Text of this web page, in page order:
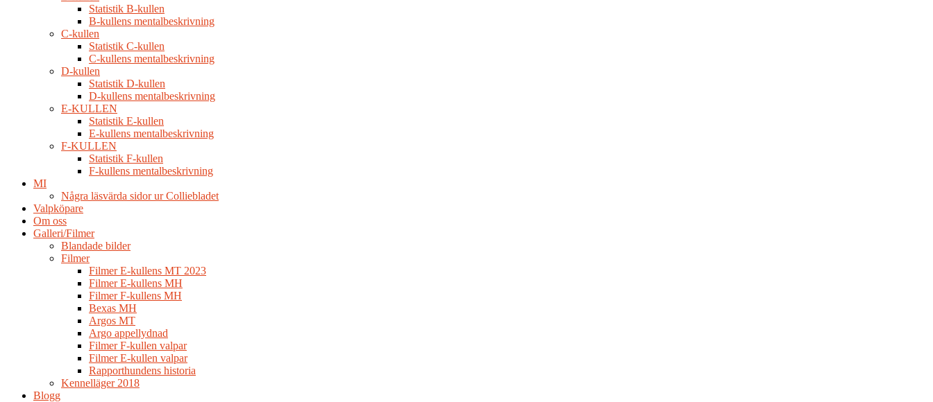
Statistik B-kullen
B-kullens mentalbeskrivning
C-kullen
Statistik C-kullen
C-kullens mentalbeskrivning
D-kullen
Statistik D-kullen
D-kullens mentalbeskrivning
E-KULLEN
Statistik E-kullen
E-kullens mentalbeskrivning
F-KULLEN
Statistik F-kullen
F-kullens mentalbeskrivning
MI
Några läsvärda sidor ur Colliebladet
Valpköpare
Om oss
Galleri/Filmer
Blandade bilder
Filmer
Filmer E-kullens MT 2023
Filmer E-kullens MH
Filmer F-kullens MH
Bexas MH
Argos MT
Argo appellydnad
Filmer F-kullen valpar
Filmer E-kullen valpar
Rapporthundens historia
Kennelläger 2018
Blogg